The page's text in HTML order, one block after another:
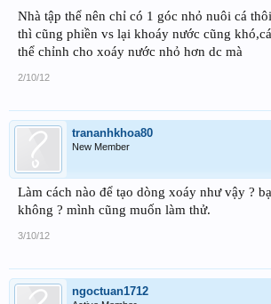
Nhà tập thể nên chỉ có 1 góc nhỏ nuôi cá
thì cũng phiền vs lại khoáy nước cũng
thể chỉnh cho xoáy nước nhỏ hơn dc mà
2/10/12
trananhkhoa80
New Member
Làm cách nào để tạo dòng xoáy như vậy ?
không ? mình cũng muốn làm thử.
3/10/12
ngoctuan1712